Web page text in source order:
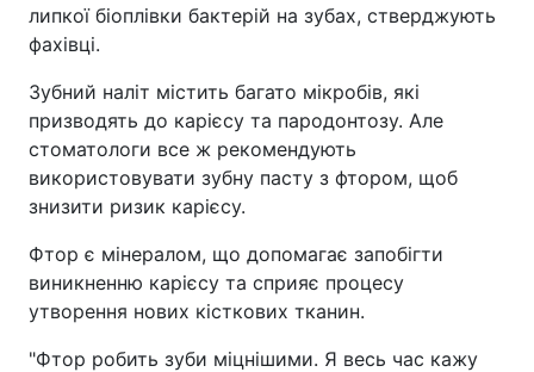
липкої біоплівки бактерій на зубах, стверджують
фахівці.
Зубний наліт містить багато мікробів, які
призводять до карієсу та пародонтозу. Але
стоматологи все ж рекомендують
використовувати зубну пасту з фтором, щоб
знизити ризик карієсу.
Фтор є мінералом, що допомагає запобігти
виникненню карієсу та сприяє процесу
утворення нових кісткових тканин.
"Фтор робить зуби міцнішими. Я весь час кажу